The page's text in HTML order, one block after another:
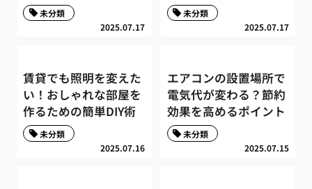
2025.07.17
未分類
2025.07.17
未分類
賃貸でも照明を変えた
い！おしゃれな部屋を
作るための簡単DIY術
2025.07.16
未分類
エアコンの設置場所で
電気代が変わる？節約
効果を高めるポイント
2025.07.15
未分類